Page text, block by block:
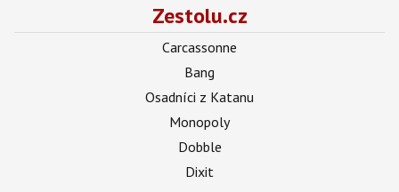
Zestolu.cz
Carcassonne
Bang
Osadníci z Katanu
Monopoly
Dobble
Dixit